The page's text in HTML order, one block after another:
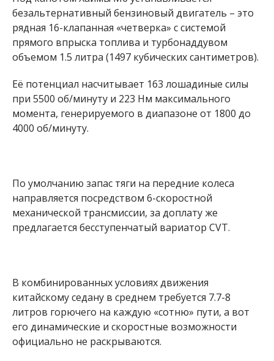
безальтернативный бензиновый двигатель – это
рядная 16-клапанная «четверка» с системой
прямого впрыска топлива и турбонаддувом
объемом 1.5 литра (1497 кубических сантиметров).
Её потенциал насчитывает 163 лошадиные силы
при 5500 об/минуту и 223 Нм максимального
момента, генерируемого в диапазоне от 1800 до
4000 об/минуту.
По умолчанию запас тяги на передние колеса
направляется посредством 6-скоростной
механической трансмиссии, за доплату же
предлагается бесступенчатый вариатор CVT.
В комбинированных условиях движения
китайскому седану в среднем требуется 7.7-8
литров горючего на каждую «сотню» пути, а вот
его динамические и скоростные возможности
официально не раскрываются.